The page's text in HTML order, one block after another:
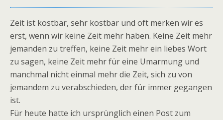
Zeit ist kostbar, sehr kostbar und oft merken wir es
erst, wenn wir keine Zeit mehr haben. Keine Zeit mehr
jemanden zu treffen, keine Zeit mehr ein liebes Wort
zu sagen, keine Zeit mehr für eine Umarmung und
manchmal nicht einmal mehr die Zeit, sich zu von
jemandem zu verabschieden, der für immer gegangen
ist.
Für heute hatte ich ursprünglich einen Post zum